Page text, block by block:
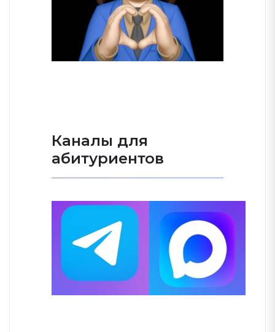
Каналы для
абитуриентов